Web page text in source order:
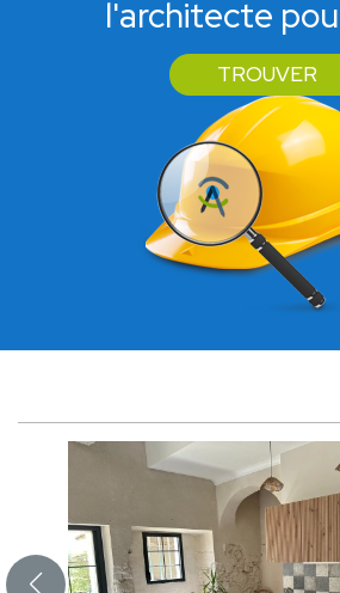
l'architecte
TROUVER